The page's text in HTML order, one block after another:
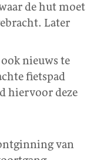
de hut moet
Later
nieuws te
fietspad
hiervoor deze
van